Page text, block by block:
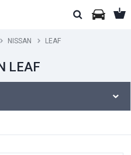
NISSAN LEAF
LEAF